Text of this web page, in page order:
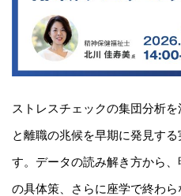
ストレスチェックの集団分析
と離職の兆候を早期に発見す
す。データの読み解き方から
の具体策、さらに座学で終わ